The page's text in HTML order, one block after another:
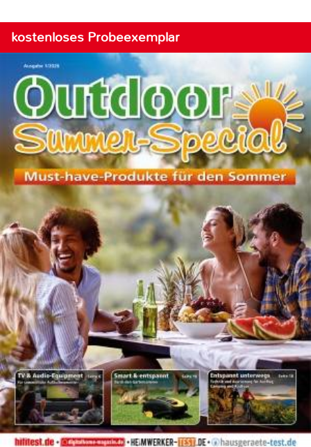
kostenloses Probeexemplar